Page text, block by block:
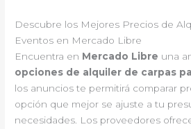
Descubre los Mejores Precios de
Eventos en Mercado Libre
Encuentra en Mercado Libre una
opciones de alquiler de carpas
los anuncios te permitirá comparar
opción que mejor se ajuste a tu
necesidades. Los proveedores